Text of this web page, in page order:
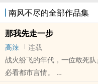
南风不尽的全部作品集
那我先走一步
高辣
连载
战火纷飞的年代，一位敢死
必看都市言情。